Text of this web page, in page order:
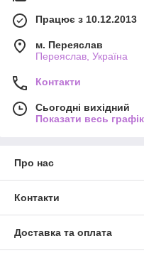
Працює з 10.12.2013
м. Переяслав
Переяслав, Україна
Контакти
Сьогодні вихідний
Показати весь
Про нас
Контакти
Доставка та оплата